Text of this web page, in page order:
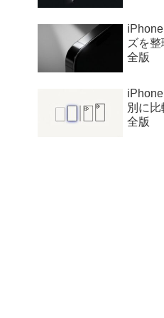
ズを
全版
別に
全版